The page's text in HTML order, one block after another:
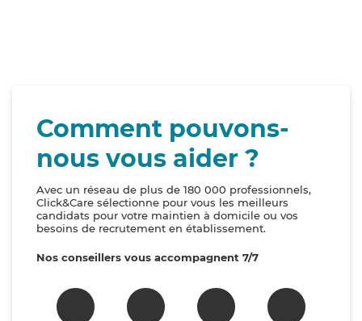
Comment pouvons-
nous vous aider ?
Avec un réseau de plus de 180 000 professionnels,
Click&Care sélectionne pour vous les meilleurs
candidats pour votre maintien à domicile ou vos
besoins de recrutement en établissement.
Nos conseillers vous accompagnent 7/7